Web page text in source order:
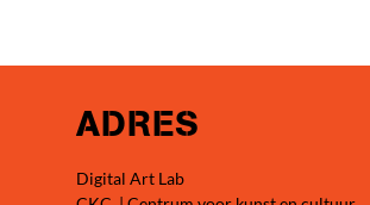
ADRES
Digital Art Lab